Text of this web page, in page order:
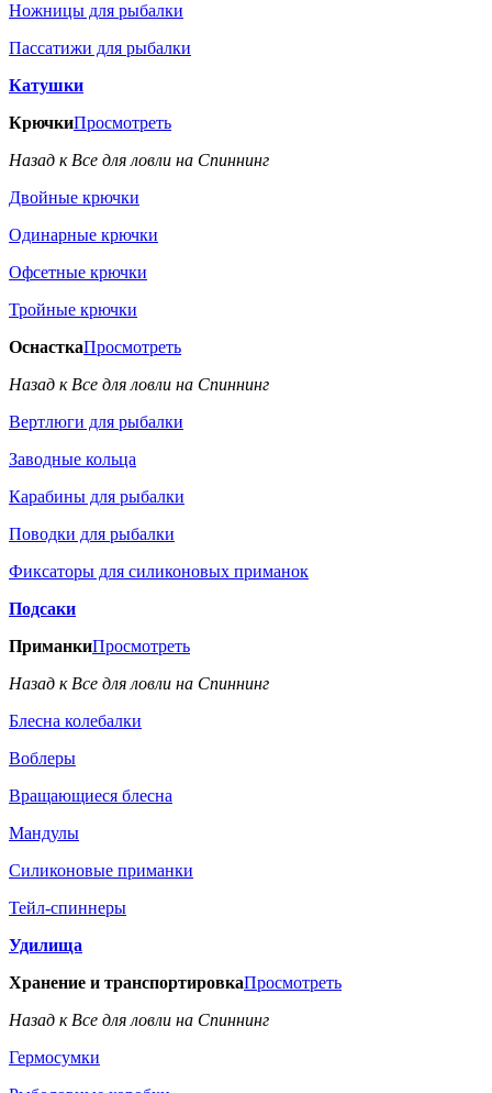
Ножницы для рыбалки
Пассатижи для рыбалки
Катушки
КрючкиПросмотреть
Назад к Все для ловли на Спиннинг
Двойные крючки
Одинарные крючки
Офсетные крючки
Тройные крючки
ОснасткаПросмотреть
Назад к Все для ловли на Спиннинг
Вертлюги для рыбалки
Заводные кольца
Карабины для рыбалки
Поводки для рыбалки
Фиксаторы для силиконовых приманок
Подсаки
ПриманкиПросмотреть
Назад к Все для ловли на Спиннинг
Блесна колебалки
Воблеры
Вращающиеся блесна
Мандулы
Силиконовые приманки
Тейл-спиннеры
Удилища
Хранение и транспортировкаПросмотреть
Назад к Все для ловли на Спиннинг
Гермосумки